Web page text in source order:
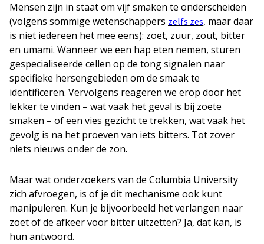
Mensen zijn in staat om vijf smaken te onderscheiden
(volgens sommige wetenschappers zelfs zes, maar daar
is niet iedereen het mee eens): zoet, zuur, zout, bitter
en umami. Wanneer we een hap eten nemen, sturen
gespecialiseerde cellen op de tong signalen naar
specifieke hersengebieden om de smaak te
identificeren. Vervolgens reageren we erop door het
lekker te vinden – wat vaak het geval is bij zoete
smaken – of een vies gezicht te trekken, wat vaak het
gevolg is na het proeven van iets bitters. Tot zover
niets nieuws onder de zon.
Maar wat onderzoekers van de Columbia University
zich afvroegen, is of je dit mechanisme ook kunt
manipuleren. Kun je bijvoorbeeld het verlangen naar
zoet of de afkeer voor bitter uitzetten? Ja, dat kan, is
hun antwoord.